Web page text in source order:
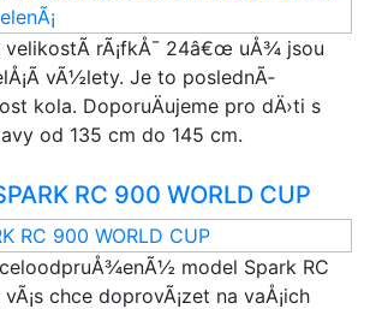
velikostÃ­ rÃ¡fkÅ¯ 24â€œ uÅ¾ jsou
vÃ½lety. Je to poslednÃ­
kola. DoporuÄujeme pro dÄ›ti s
od 135 cm do 145 cm.
RC 900 WORLD CUP
model Spark RC
chce doprovÃ¡zet na vaÅ¡ich